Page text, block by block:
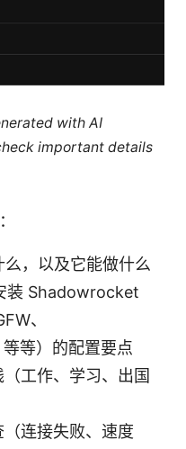
with AI
important details
，以及它能做什么
装 Shadowrocket
、
等）的配置要点
工作、学习、出国
连接失败、速度